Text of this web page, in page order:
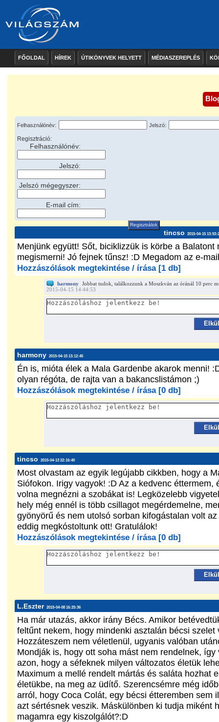
FŐOLDAL HÍREK ÚTIKÖNYVEK HELYETT MÉDIASZEREPLÉS
Felhasználónév: Jelszó:
Regisztráció:
Felhasználónév:
Jelszó:
Jelszó mégegyszer:
E-mail cím:
Regisztrálok
tincso 2015-04-15
Menjünk együtt! Sőt, biciklizzük is körbe a Balatont
megismerni! Jó fejnek tűnsz! :D Megadom az e-
Hozzászólások megtekintése / írása [1 db]
harmony Jobbat tudok, találkozzunk a Moszkván az óránál 10 perc
2015-04-15 14:44:53
harmony 2015-04-15 13:12:45
Én is, mióta élek a Mala Gardenbe akarok menni!
olyan régóta, de rajta van a bakancslistámon ;)
Hozzászólások megtekintése / írása [0 db]
tincso 2015-04-13 22:16:40
Most olvastam az egyik legújabb cikkben, hogy a
Siófokon. Irigy vagyok! :D Az a kedvenc éttermem,
volna megnézni a szobákat is! Legközelebb
hely még ennél is több csillagot megérdemelne,
gyönyörű és nem utolsó sorban kifogástalan volt
eddig megkóstoltunk ott! Gratulálok!
Hozzászólások megtekintése / írása [0 db]
L.Eszter 2015-04-08 16:25:36
Ha már utazás, akkor irány Bécs. Amikor
feltűnt nekem, hogy mindenki asztalán bécsi szelet
Hozzáteszem nem véletlenül, ugyanis valóban
Mondják is, hogy ott soha mást nem rendelnek,
azon, hogy a séfeknek milyen változatos életük
Maximum a mellé rendelt mártás és saláta hozhat
életükbe, na meg az üdítő. Szerencsémre még
arról, hogy Coca Colát, egy bécsi étteremben sem
azt sértésnek veszik. Máskülönben ki tudja miként
magamra egy kiszolgálót?:D